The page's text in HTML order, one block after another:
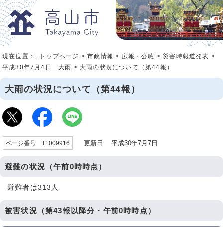
現在位置： トップページ >市政情報 > 広報・公聴 > 災害時報道発表 >
平成30年7月4日 大雨 > 大雨の状況について（第44報）
大雨の状況について（第44報）
ページ番号 T1009916 更新日 平成30年7月7日
避難の状況（午前0時時点）
避難者は313人
被害状況（第43報以降分・午前0時時点）